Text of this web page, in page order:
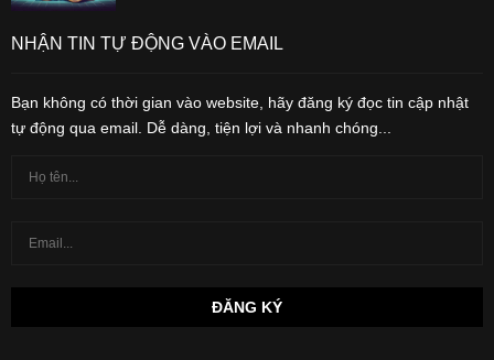
NHẬN TIN TỰ ĐỘNG VÀO EMAIL
Bạn không có thời gian vào website, hãy đăng ký đọc tin cập nhật
tự động qua email. Dễ dàng, tiện lợi và nhanh chóng...